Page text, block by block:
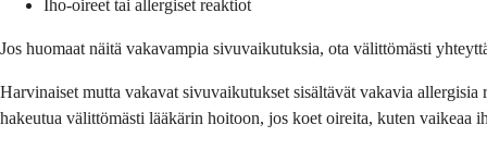
Iho-oireet tai allergiset reaktiot
Jos huomaat näitä vakavampia sivuvaikutuksia, ota välittömästi
Harvinaiset mutta vakavat sivuvaikutukset sisältävät vakavia
hakeutua välittömästi lääkärin hoitoon, jos koet oireita, kuten vaikeaa